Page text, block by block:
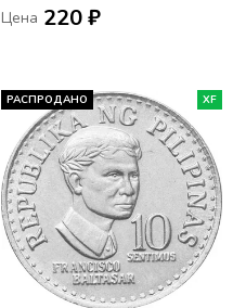
Цена 220 ₽
РАСПРОДАНО XF